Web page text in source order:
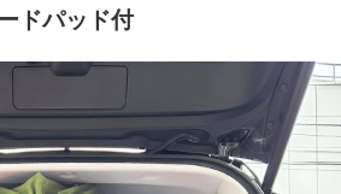
ドパッド付